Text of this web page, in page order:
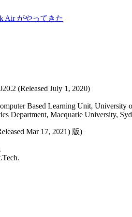
Air がやってきた
(Released July 1, 2020)
Based Learning Unit, University
Department, Macquarie University,
Mar 17, 2021) 版)